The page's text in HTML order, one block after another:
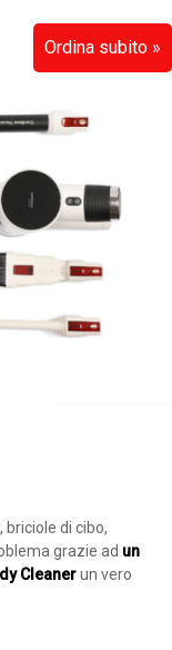
Ordina subito »
briciole di cibo,
grazie ad un
Cleanerun vero